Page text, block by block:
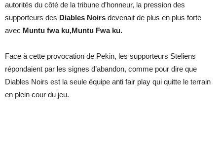
autorités du côté de la tribune d’honneur, la pression des
supporteurs des Diables Noirs devenait de plus en plus forte
avec Muntu fwa ku,Muntu Fwa ku.
Face à cette provocation de Pekin, les supporteurs Steliens
répondaient par les signes d’abandon, comme pour dire que
Diables Noirs est la seule équipe anti fair play qui quitte le terrain
en plein cour du jeu.